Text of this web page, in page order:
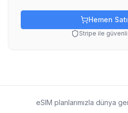
Hemen
Stripe ile
eSIM planlarımızla dünya